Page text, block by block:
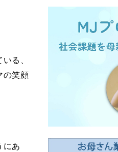
る、
の笑顔
にあ